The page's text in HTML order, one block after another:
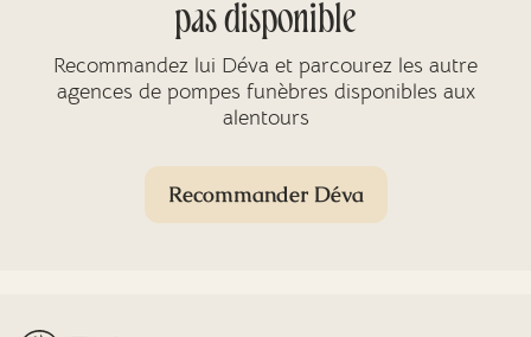
pas disponible
Recommandez lui Déva et parcourez les autre
agences de pompes funèbres disponibles aux
alentours
Recommander Déva